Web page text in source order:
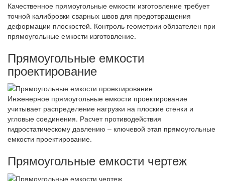
Качественное прямоугольные емкости изготовление требует
точной калибровки сварных швов для предотвращения
деформации плоскостей. Контроль геометрии обязателен при
прямоугольные емкости изготовление.
Прямоугольные емкости
проектирование
Инженерное прямоугольные емкости проектирование
учитывает распределение нагрузки на плоские стенки и
угловые соединения. Расчет противодействия
гидростатическому давлению – ключевой этап прямоугольные
емкости проектирование.
Прямоугольные емкости чертеж